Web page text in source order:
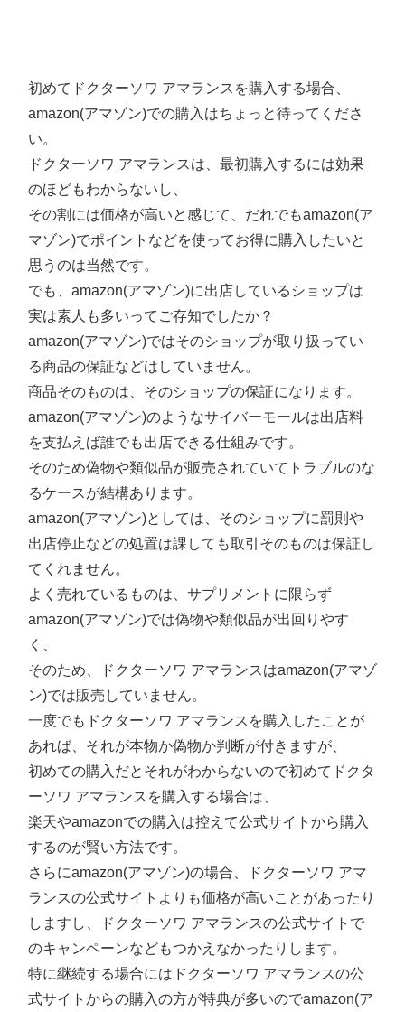
初めてドクターソワ アマランスを購入する場合、
amazon(アマゾン)での購入はちょっと待ってくださ
い。
ドクターソワ アマランスは、最初購入するには効果
のほどもわからないし、
その割には価格が高いと感じて、だれでもamazon(ア
マゾン)でポイントなどを使ってお得に購入したいと
思うのは当然です。
でも、amazon(アマゾン)に出店しているショップは
実は素人も多いってご存知でしたか？
amazon(アマゾン)ではそのショップが取り扱ってい
る商品の保証などはしていません。
商品そのものは、そのショップの保証になります。
amazon(アマゾン)のようなサイバーモールは出店料
を支払えば誰でも出店できる仕組みです。
そのため偽物や類似品が販売されていてトラブルのな
るケースが結構あります。
amazon(アマゾン)としては、そのショップに罰則や
出店停止などの処置は課しても取引そのものは保証し
てくれません。
よく売れているものは、サプリメントに限らず
amazon(アマゾン)では偽物や類似品が出回りやす
く、
そのため、ドクターソワ アマランスはamazon(アマゾ
ン)では販売していません。
一度でもドクターソワ アマランスを購入したことが
あれば、それが本物か偽物か判断が付きますが、
初めての購入だとそれがわからないので初めてドクタ
ーソワ アマランスを購入する場合は、
楽天やamazonでの購入は控えて公式サイトから購入
するのが賢い方法です。
さらにamazon(アマゾン)の場合、ドクターソワ アマ
ランスの公式サイトよりも価格が高いことがあったり
しますし、ドクターソワ アマランスの公式サイトで
のキャンペーンなどもつかえなかったりします。
特に継続する場合にはドクターソワ アマランスの公
式サイトからの購入の方が特典が多いのでamazon(ア